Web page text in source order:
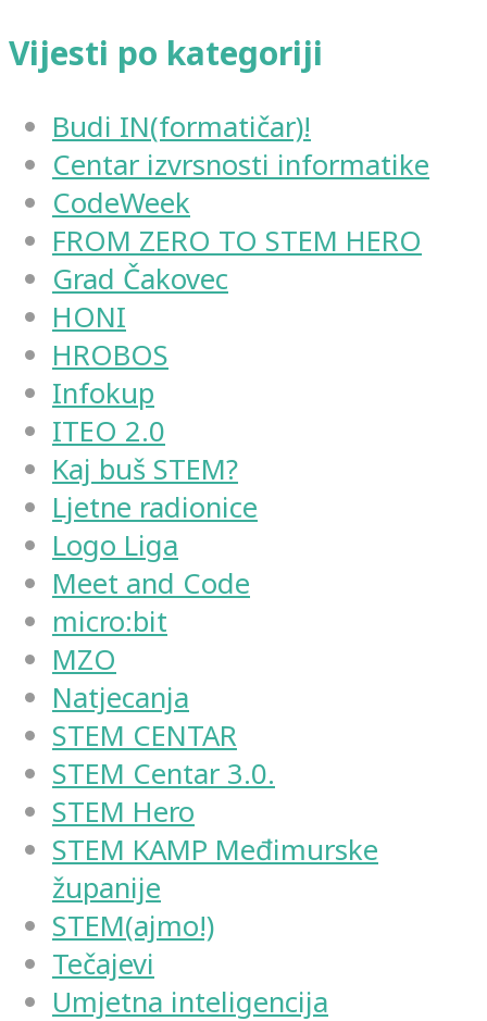
Vijesti po kategoriji
Budi IN(formatičar)!
Centar izvrsnosti informatike
CodeWeek
FROM ZERO TO STEM HERO
Grad Čakovec
HONI
HROBOS
Infokup
ITEO 2.0
Kaj buš STEM?
Ljetne radionice
Logo Liga
Meet and Code
micro:bit
MZO
Natjecanja
STEM CENTAR
STEM Centar 3.0.
STEM Hero
STEM KAMP Međimurske
županije
STEM(ajmo!)
Tečajevi
Umjetna inteligencija